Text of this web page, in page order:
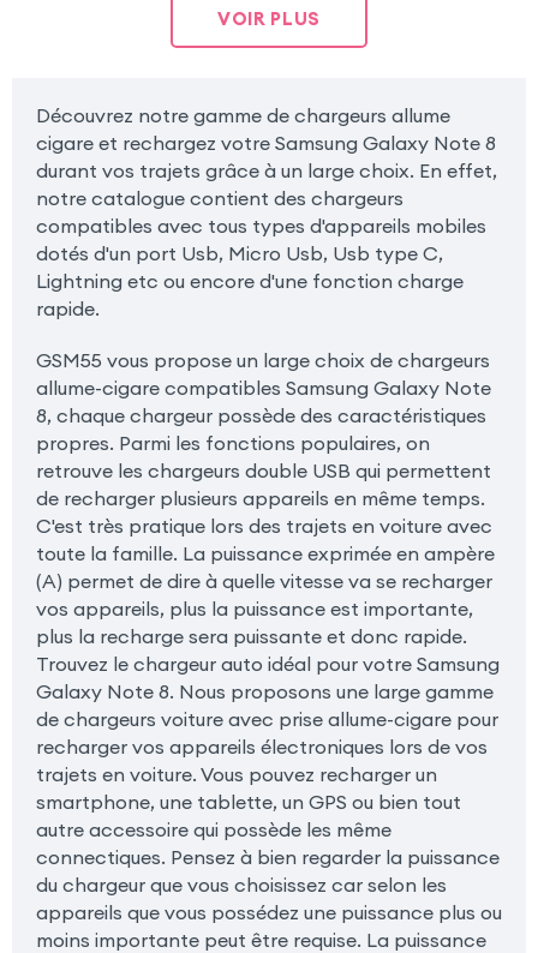
VOIR PLUS
Découvrez notre gamme de chargeurs allume
cigare et rechargez votre Samsung Galaxy Note 8
durant vos trajets grâce à un large choix. En effet,
notre catalogue contient des chargeurs
compatibles avec tous types d'appareils mobiles
dotés d'un port Usb, Micro Usb, Usb type C,
Lightning etc ou encore d'une fonction charge
rapide.
GSM55 vous propose un large choix de chargeurs
allume-cigare compatibles Samsung Galaxy Note
8, chaque chargeur possède des caractéristiques
propres. Parmi les fonctions populaires, on
retrouve les chargeurs double USB qui permettent
de recharger plusieurs appareils en même temps.
C'est très pratique lors des trajets en voiture avec
toute la famille. La puissance exprimée en ampère
(A) permet de dire à quelle vitesse va se recharger
vos appareils, plus la puissance est importante,
plus la recharge sera puissante et donc rapide.
Trouvez le chargeur auto idéal pour votre Samsung
Galaxy Note 8. Nous proposons une large gamme
de chargeurs voiture avec prise allume-cigare pour
recharger vos appareils électroniques lors de vos
trajets en voiture. Vous pouvez recharger un
smartphone, une tablette, un GPS ou bien tout
autre accessoire qui possède les même
connectiques. Pensez à bien regarder la puissance
du chargeur que vous choisissez car selon les
appareils que vous possédez une puissance plus ou
moins importante peut être requise. La puissance